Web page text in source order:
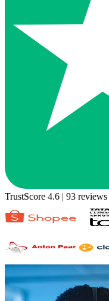
TrustScore 4.6 | 93 reviews